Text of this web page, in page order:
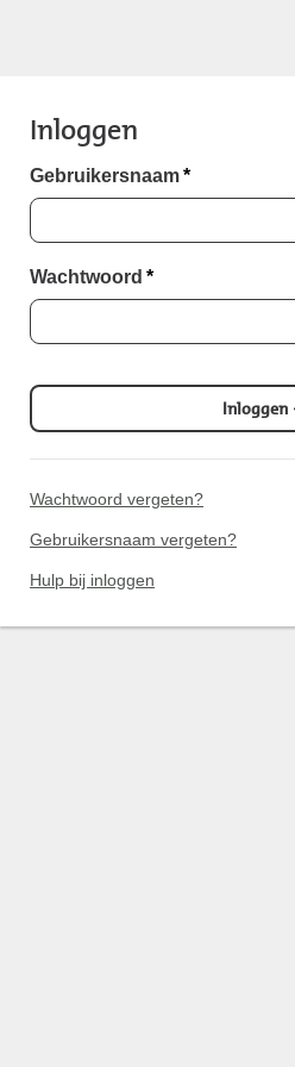
Inloggen
Gebruikersnaam*
Wachtwoord *
Inloggen
Wachtwoord vergeten?
Gebruikersnaam vergeten?
Hulp bij inloggen